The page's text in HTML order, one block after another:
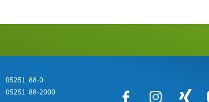
05251 88-0
05251 88-2000